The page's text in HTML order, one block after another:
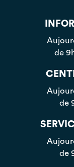
de
de
de